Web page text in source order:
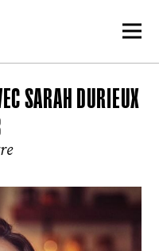
SARAH DURIEUX